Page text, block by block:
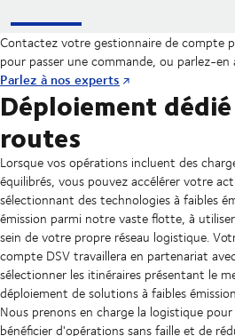
Contactez votre gestionnaire de compte
pour passer une commande, ou parlez-
Parlez à nos experts
Déploiement
routes
Lorsque vos opérations incluent des
équilibrés, vous pouvez accélérer votre
sélectionnant des technologies à faibles
émission parmi notre vaste flotte, à
sein de votre propre réseau logistique.
compte DSV travaillera en partenariat
sélectionner les itinéraires présentant le
déploiement de solutions à faibles
Nous prenons en charge la logistique
bénéficier d'opérations sans faille et de